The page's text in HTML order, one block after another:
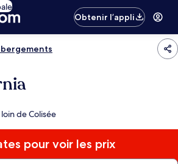
Obtenir l’appli
de Colisée
pour voir les prix